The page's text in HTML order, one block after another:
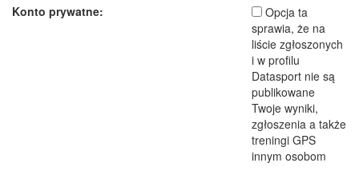
Konto prywatne:
Opcja ta
sprawia, że na
liście zgłoszonych
i w profilu
Datasport nie są
publikowane
Twoje wyniki,
zgłoszenia a także
treningi GPS
innym osobom